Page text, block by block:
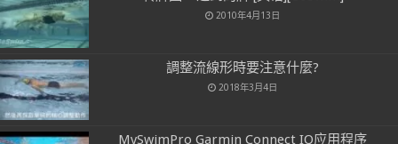
2010年4月13日
調整流線形時要注意什麼?
2018年3月4日
MySwimPro Garmin Connect IQ应用程序